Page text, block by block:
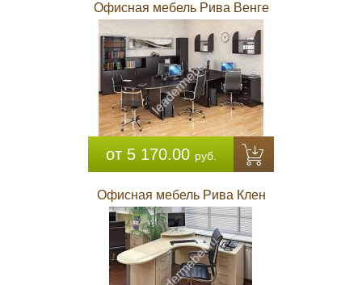
Офисная мебель Рива Венге
от 5 170.00 руб.
Офисная мебель Рива Клен